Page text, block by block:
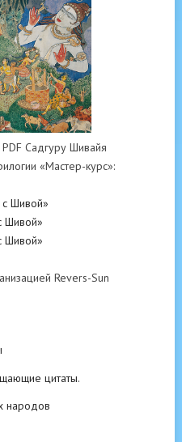
PDF Садгуру Шивайя
«Мастер-курс»:
Шивой»
Шивой»
Шивой»
Revers-Sun
цитаты.
народов